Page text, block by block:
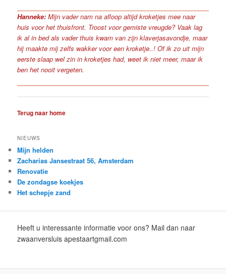
Hanneke: Mijn vader nam na afloop altijd kroketjes mee naar
huis voor het thuisfront. Troost voor gemiste vreugde? Vaak lag
ik al in bed als vader thuis kwam van zijn klaverjasavondje, maar
hij maakte mij zelfs wakker voor een kroketje..! Of ik zo uit mijn
eerste slaap wel zin in kroketjes had, weet ik niet meer, maar ik
ben het nooit vergeten.
Terug naar home
NIEUWS
Mijn helden
Zacharias Jansestraat 56, Amsterdam
Renovatie
De zondagse koekjes
Het schepje zand
Heeft u interessante informatie voor ons? Mail dan naar
zwaanversluis apestaartgmail.com